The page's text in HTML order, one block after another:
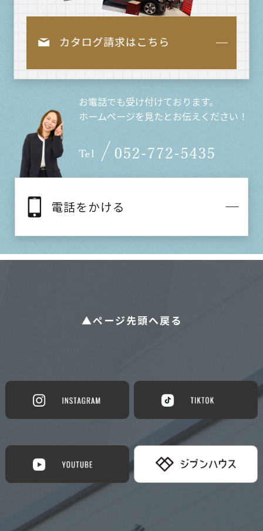
お電話でも受け付けております。
ホームページを見たとお伝えください！
▲ページ先頭へ戻る